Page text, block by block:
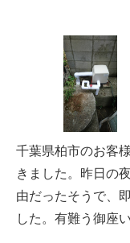
千葉県柏市のお客
きました。昨日の
由だったそうで、
した。有難う御座い